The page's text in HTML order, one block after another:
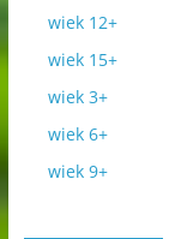
wiek 12+
wiek 15+
wiek 3+
wiek 6+
wiek 9+